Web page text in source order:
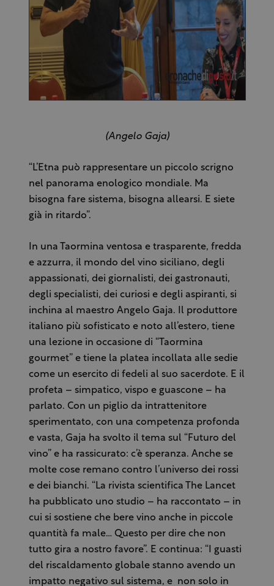
(Angelo Gaja)
“L’Etna può rappresentare un piccolo scrigno
nel panorama enologico mondiale. Ma
bisogna fare sistema, bisogna allearsi. E siete
già in ritardo”.
In una Taormina ventosa e trasparente, fredda
e azzurra, il mondo del vino siciliano, degli
appassionati, dei giornalisti, dei gastronauti,
degli specialisti, dei curiosi e degli aspiranti, si
inchina al maestro Angelo Gaja. Il produttore
italiano più sofisticato e noto all’estero, tiene
una lezione in occasione di “Taormina
gourmet” e tiene la platea incollata alle sedie
come un esercito di fedeli al suo sacerdote. E il
profeta – simpatico, vispo e guascone – ha
parlato. Con un piglio da intrattenitore
sperimentato, con una competenza profonda
e vasta, Gaja ha svolto il tema sul “Futuro del
vino” e ha rassicurato: c’è speranza. Anche se
molte cose remano contro l’universo dei rossi
e dei bianchi. “La rivista scientifica The Lancet
ha pubblicato uno studio – ha raccontato – in
cui si sostiene che bere vino anche in piccole
quantità fa male… Questo per dire che non
tutto gira a nostro favore”. E continua: “I guasti
del riscaldamento globale stanno avendo un
impatto negativo sul sistema, e non solo in